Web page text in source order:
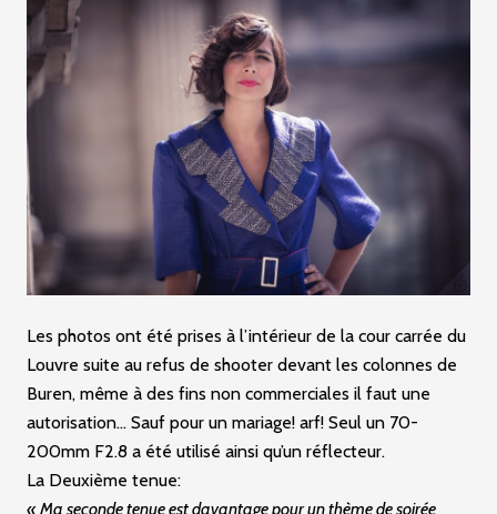
Les photos ont été prises à l’intérieur de la cour carrée du
Louvre suite au refus de shooter devant les colonnes de
Buren, même à des fins non commerciales il faut une
autorisation… Sauf pour un mariage! arf! Seul un 70-
200mm F2.8 a été utilisé ainsi qu’un réflecteur.
La Deuxième tenue:
« Ma seconde tenue est davantage pour un thème de soirée